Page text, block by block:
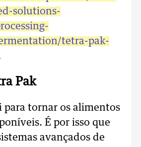
solutions-
tetra-pak-
Pak
para tornar os alimentos
É por isso que
avançados de